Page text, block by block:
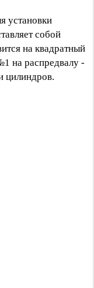
установки
собой
на квадратный
на распредвалу -
цилиндров.